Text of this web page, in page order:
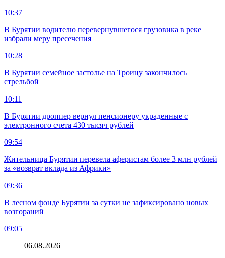
10:37
В Бурятии водителю перевернувшегося грузовика в реке
избрали меру пресечения
10:28
В Бурятии семейное застолье на Троицу закончилось
стрельбой
10:11
В Бурятии дроппер вернул пенсионеру украденные с
электронного счета 430 тысяч рублей
09:54
Жительница Бурятии перевела аферистам более 3 млн рублей
за «возврат вклада из Африки»
09:36
В лесном фонде Бурятии за сутки не зафиксировано новых
возгораний
09:05
06.08.2026